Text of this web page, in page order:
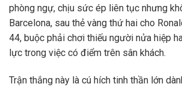
phòng ngự, chịu sức ép liên tục nhưng
Barcelona, sau thẻ vàng thứ hai cho
44, buộc phải chơi thiếu người nửa hiệp
lực trong việc có điểm trên sân khách.
Trận thắng này là cú hích tinh thần lớn